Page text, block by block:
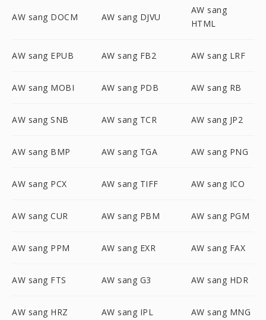
AW sang DOCM AW sang DJVU
AW sang
HTML
AW sang EPUB AW sang FB2 AW sang LRF
AW sang MOBI AW sang PDB AW sang RB
AW sang SNB AW sang TCR AW sang JP2
AW sang BMP AW sang TGA AW sang PNG
AW sang PCX AW sang TIFF AW sang ICO
AW sang CUR AW sang PBM AW sang PGM
AW sang PPM AW sang EXR AW sang FAX
AW sang FTS AW sang G3 AW sang HDR
AW sang HRZ AW sang IPL AW sang MNG